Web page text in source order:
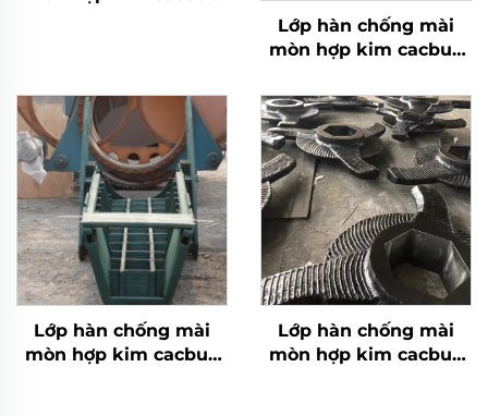
Lớp hàn chống mài
mòn hợp kim cacbua
Lớp hàn chống mài
mòn hợp kim cacbua
Lớp hàn chống mài
mòn hợp kim cacbua